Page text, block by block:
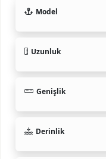
Model
Uzunluk
Genişlik
Derinlik